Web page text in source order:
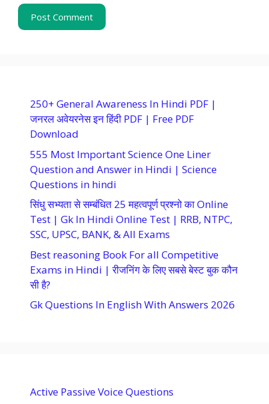
250+ General Awareness In Hindi PDF |
जनरल अवेयरनेस इन हिंदी PDF | Free PDF
Download
555 Most Important Science One Liner
Question and Answer in Hindi | Science
Questions in hindi
सिंधु सभ्यता से सम्बंधित 25 महत्वपूर्ण प्रश्नो का Online
Test | Gk In Hindi Online Test | RRB, NTPC,
SSC, UPSC, BANK, & All Exams
Best reasoning Book For all Competitive
Exams in Hindi | रीजनिंग के लिए सबसे बेस्ट बुक कौन
सी है?
Gk Questions In English With Answers 2026
Active Passive Voice Questions